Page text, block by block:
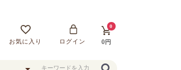
お気に入り ログイン
0
0円